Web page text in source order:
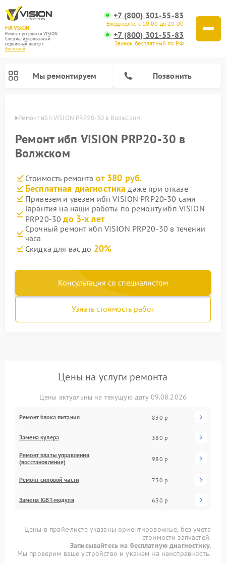
FIX-VISION
Ремонт устройств VISION
Специализированный
cервисный центр г.
Волжский
+7 (800) 301-55-83
Ежедневно, с 10:00 до 20:00
+7 (800) 301-55-83
Звонок бесплатный по РФ
Мы ремонтируем Позвонить
Ремонт ибп VISION PRP20-30 в Волжском
Ремонт ибп VISION PRP20-30 в
Волжском
Стоимость ремонта от 380 руб.
Бесплатная диагностика даже при отказе
Привезем и увезем ибп VISION PRP20-30 сами
Гарантия на наши работы по ремонту ибп VISION
PRP20-30до 3-х лет
Срочный ремонт ибп VISION PRP20-30 в течении
часа
Скидка для вас до 20%
Консультация со специалистом
Узнать стоимость работ
Цены на услуги ремонта
Цены актуальны на текущую дату 09.08.2026
Ремонт блока питания 830 р
Замена кулера 380 р
Ремонт платы управления
(восстановление)
980 р
Ремонт силовой части 730 р
Замена IGBT-модуля 630 р
Цены в прайс-листе указаны ориентировочные, без учета
стоимости запчастей.
Записывайтесь на бесплатную диагностику.
Мы проверим ваше устройство и укажем на неисправность.